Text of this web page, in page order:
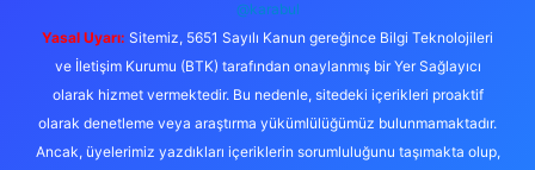
@karabul
Yasal Uyarı: Sitemiz, 5651 Sayılı Kanun gereğince Bilgi Teknolojileri
ve İletişim Kurumu (BTK) tarafından onaylanmış bir Yer Sağlayıcı
olarak hizmet vermektedir. Bu nedenle, sitedeki içerikleri proaktif
olarak denetleme veya araştırma yükümlülüğümüz bulunmamaktadır.
Ancak, üyelerimiz yazdıkları içeriklerin sorumluluğunu taşımakta olup,